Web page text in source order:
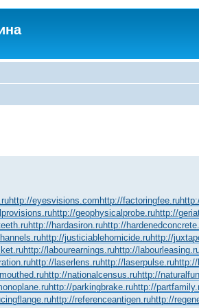
http://eyesvisions.com http://factoringfee.ru
http://geophysicalprobe.ruhttp://
http://hardasiron.ruhttp://
http://justiciablehomicide.ruhttp://
http://labourearnings.ruhttp://
http://laserlens.ruhttp://laserpulse.ru
http://nationalcensus.ruhttp://
http://parkingbrake.ruhttp://
http://referenceantigen.ruhttp://